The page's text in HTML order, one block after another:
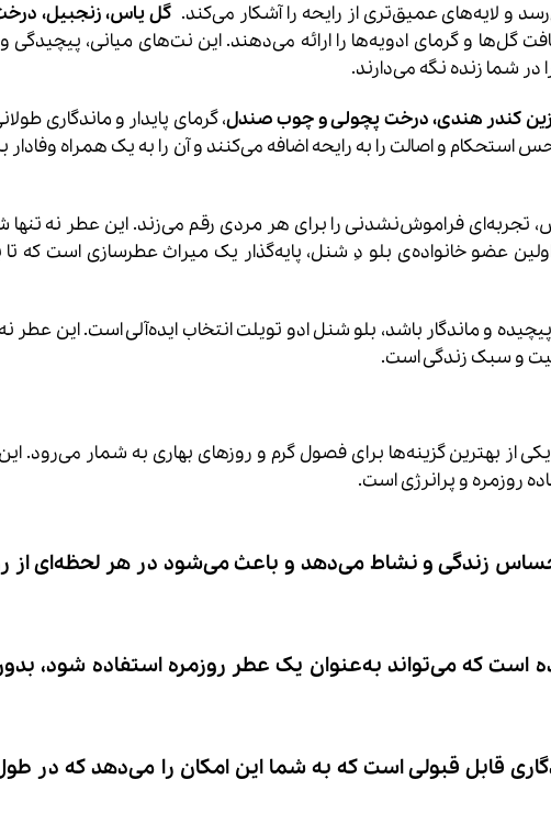
و لایه‌های عمیق‌تری از رایحه را آشکار می‌کند. گل یاس، زنجبیل،
گل‌ها و گرمای ادویه‌ها را ارائه می‌دهند. این نت‌های میانی، پیچیدگی
شما زنده نگه می‌دارند.
رزین کندر هندی، درخت پچولی و چوب صندل، گرمای پایدار و ماندگاری
و اصالت را به رایحه اضافه می‌کنند و آن را به یک همراه وفادار
تجربه‌ای فراموش‌نشدنی را برای هر مردی رقم می‌زند. این عطر نه تنها
عضو خانواده‌ی بلو دِ شنل، پایه‌گذار یک میراث عطرسازی است که تا
و ماندگار باشد، بلو شنل ادو تویلت انتخاب ایده‌آلی است. این عطر
و سبک زندگی است.
از بهترین گزینه‌ها برای فصول گرم و روزهای بهاری به شمار می‌رود.
روزمره و پرانرژی است.
زندگی و نشاط می‌دهد و باعث می‌شود در هر لحظه‌ای از
است که می‌تواند به‌عنوان یک عطر روزمره استفاده شود،
قابل قبولی است که به شما این امکان را می‌دهد که در